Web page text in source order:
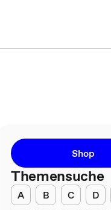
Shop
Themensuche
A B C D